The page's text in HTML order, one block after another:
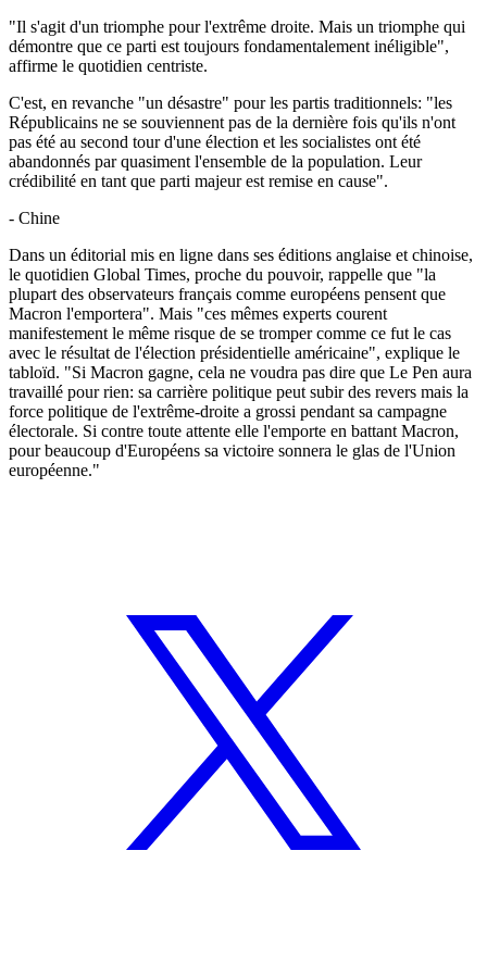
"Il s'agit d'un triomphe pour l'extrême droite. Mais un triomphe qui
démontre que ce parti est toujours fondamentalement inéligible",
affirme le quotidien centriste.
C'est, en revanche "un désastre" pour les partis traditionnels: "les
Républicains ne se souviennent pas de la dernière fois qu'ils n'ont
pas été au second tour d'une élection et les socialistes ont été
abandonnés par quasiment l'ensemble de la population. Leur
crédibilité en tant que parti majeur est remise en cause".
- Chine
Dans un éditorial mis en ligne dans ses éditions anglaise et chinoise,
le quotidien Global Times, proche du pouvoir, rappelle que "la
plupart des observateurs français comme européens pensent que
Macron l'emportera". Mais "ces mêmes experts courent
manifestement le même risque de se tromper comme ce fut le cas
avec le résultat de l'élection présidentielle américaine", explique le
tabloïd. "Si Macron gagne, cela ne voudra pas dire que Le Pen aura
travaillé pour rien: sa carrière politique peut subir des revers mais la
force politique de l'extrême-droite a grossi pendant sa campagne
électorale. Si contre toute attente elle l'emporte en battant Macron,
pour beaucoup d'Européens sa victoire sonnera le glas de l'Union
européenne."